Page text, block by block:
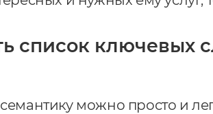
список ключевых
можно просто и